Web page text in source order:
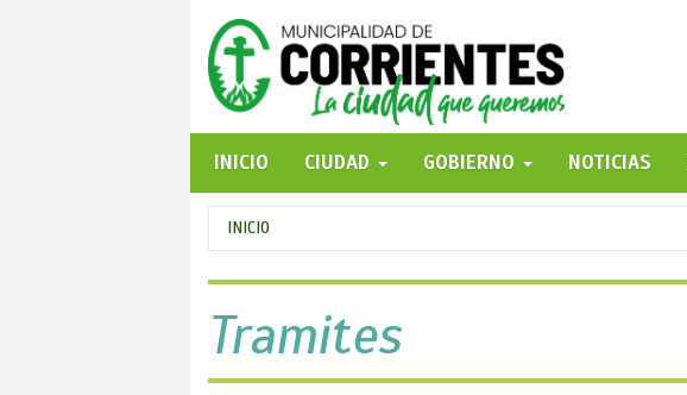
INICIO
CIUDAD GOBIERNO NOTICIAS
Se
encuentra
usted
aquí
INICIO
Tramites